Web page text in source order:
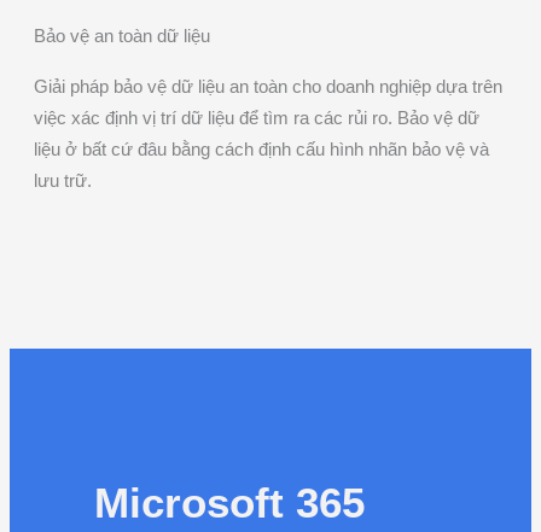
Bảo vệ an toàn dữ liệu
Giải pháp bảo vệ dữ liệu an toàn cho doanh nghiệp dựa trên
việc xác định vị trí dữ liệu để tìm ra các rủi ro. Bảo vệ dữ
liệu ở bất cứ đâu bằng cách định cấu hình nhãn bảo vệ và
lưu trữ.
Microsoft 365